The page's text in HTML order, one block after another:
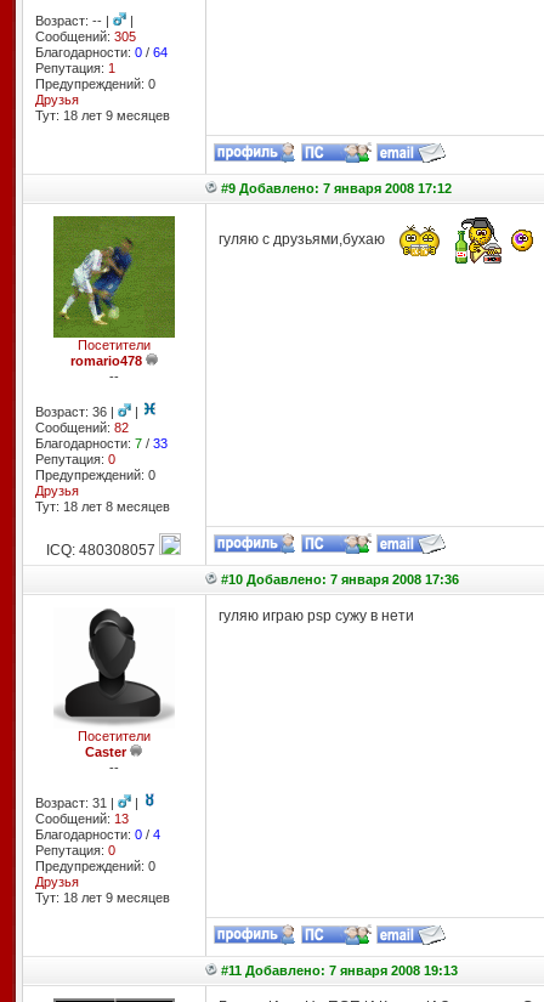
Возраст: -- |
|
Сообщений: 305
Благодарности: 0/ 64
Репутация: 1
Предупреждений: 0
Друзья
Тут: 18 лет 9 месяцев
#9 Добавлено: 7 января 2008 17:12
Посетители
romario478
--
Возраст: 36 |
|
Сообщений: 82
Благодарности: 7/ 33
Репутация: 0
Предупреждений: 0
Друзья
Тут: 18 лет 8 месяцев
гуляю с друзьями,бухаю
ICQ: 480308057
#10 Добавлено: 7 января 2008 17:36
Посетители
Caster
--
Возраст: 31 |
|
Сообщений: 13
Благодарности: 0/ 4
Репутация: 0
Предупреждений: 0
Друзья
Тут: 18 лет 9 месяцев
гуляю играю psp сужу в нети
#11 Добавлено: 7 января 2008 19:13